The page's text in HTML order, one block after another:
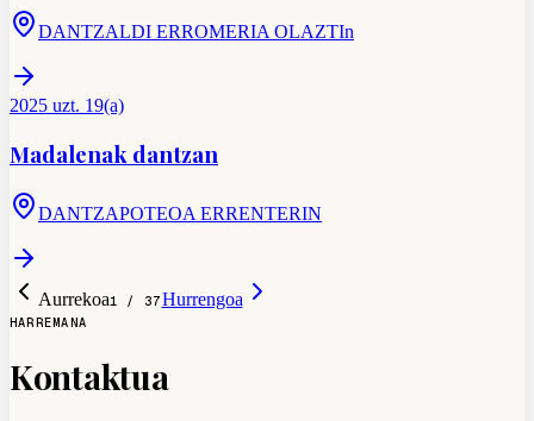
DANTZALDI ERROMERIA OLAZTIn
2025 uzt. 19(a)
Madalenak dantzan
DANTZAPOTEOA ERRENTERIN
Aurrekoa1 / 37Hurrengoa
HARREMANA
Kontaktua